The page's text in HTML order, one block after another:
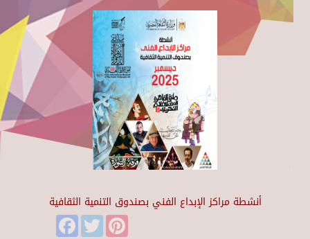
أنشطة مراكز الإبداع الفني بصندوق التنمية الثقافية
FacebookTwitter